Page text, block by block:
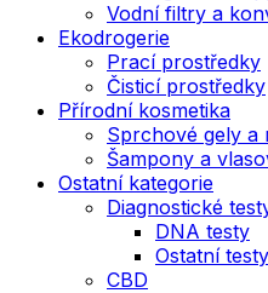
Vodní filtry a
Ekodrogerie
Prací prostředky
Čisticí prostředky
Přírodní kosmetika
Sprchové gely a
Šampony a
Ostatní kategorie
Diagnostické
DNA testy
Ostatní testy
CBD